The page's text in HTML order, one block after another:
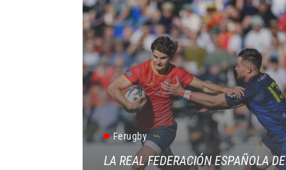
Ferugby
LA REAL FEDERACIÓN ESPAÑOLA DE